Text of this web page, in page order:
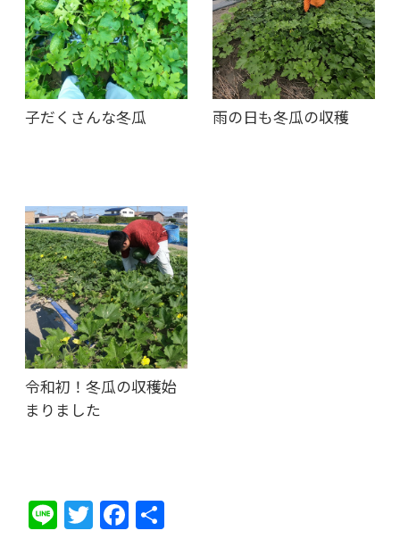
子だくさんな冬瓜 雨の日も冬瓜の収穫
令和初！冬瓜の収穫始
まりました
Li T
F